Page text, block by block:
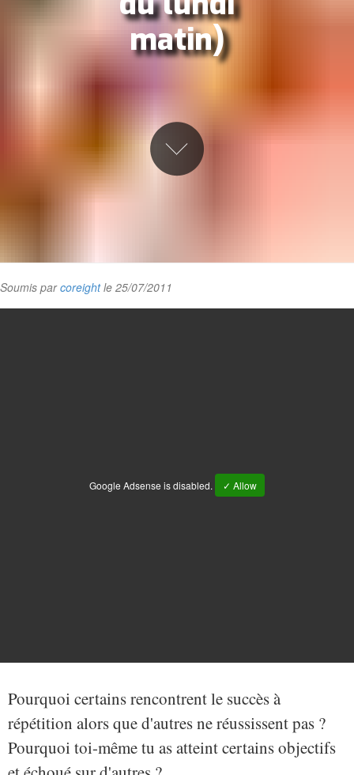
matin)
Soumis parcoreightle 25/07/2011
Google Adsense is disabled. ✓ Allow
Pourquoi certains rencontrent le succès à
répétition alors que d'autres ne réussissent pas ?
Pourquoi toi-même tu as atteint certains objectifs